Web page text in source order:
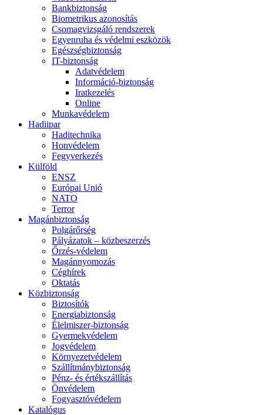
Bankbiztonság
Biometrikus azonosítás
Csomagvizsgáló rendszerek
Egyenruha és védelmi eszközök
Egészségbiztonság
IT-biztonság
Adatvédelem
Információ-biztonság
Iratkezelés
Online
Munkavédelem
Hadiipar
Haditechnika
Honvédelem
Fegyverkezés
Külföld
ENSZ
Európai Unió
NATO
Terror
Magánbiztonság
Polgárőrség
Pályázatok – közbeszerzés
Őrzés-védelem
Magánnyomozás
Céghírek
Oktatás
Közbiztonság
Biztosítók
Energiabiztonság
Élelmiszer-biztonság
Gyermekvédelem
Jogvédelem
Környezetvédelem
Szállítmánybiztonság
Pénz- és értékszállítás
Önvédelem
Fogyasztóvédelem
Katalógus